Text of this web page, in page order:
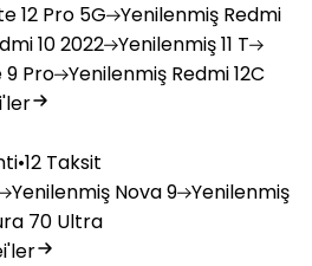
12 Pro 5G Yenilenmiş Redmi
10 2022 Yenilenmiş11 T
9 Pro Yenilenmiş Redmi 12C
•12 Taksit
Yenilenmiş Nova 9 Yenilenmiş
70 Ultra